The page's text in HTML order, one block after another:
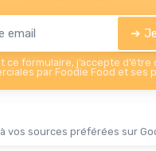
➔
ce formulaire, j’accepte d’être
par Foodie Food et ses
vos sources préférées sur